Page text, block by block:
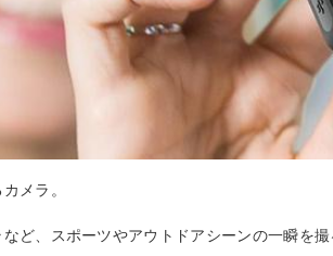
メラ。
ど、スポーツやアウトドアシーンの一瞬を